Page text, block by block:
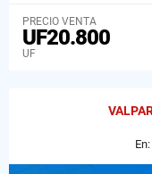
PRECIO VENTA
UF20.800
UF